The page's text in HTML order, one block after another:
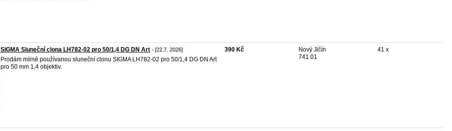
SIGMA Sluneční clona LH782-02 pro 50/1,4 DG DN Art - [22.7. 2026]
Prodám mírně používanou sluneční clonu SIGMA LH782-02 pro 50/1,4 DG DN Art
pro 50 mm 1,4 objektiv.
390 Kč
Nový Jičín
741 01
41 x